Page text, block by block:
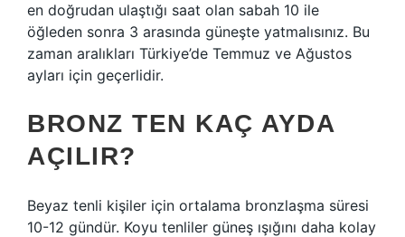
en doğrudan ulaştığı saat olan sabah 10 ile
öğleden sonra 3 arasında güneşte yatmalısınız. Bu
zaman aralıkları Türkiye’de Temmuz ve Ağustos
ayları için geçerlidir.
BRONZ TEN KAÇ AYDA
AÇILIR?
Beyaz tenli kişiler için ortalama bronzlaşma süresi
10-12 gündür. Koyu tenliler güneş ışığını daha kolay